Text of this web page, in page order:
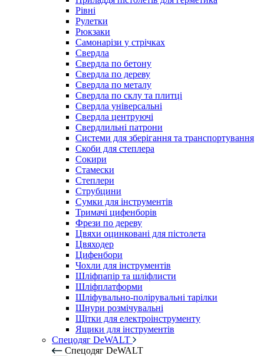
Рівні
Рулетки
Рюкзаки
Самонарізи у стрічках
Свердла
Свердла по бетону
Свердла по дереву
Свердла по металу
Свердла по склу та плитці
Свердла універсальні
Свердла центруючі
Свердлильні патрони
Системи для зберігання та транспортування
Скоби для степлера
Сокири
Стамески
Степлери
Струбцини
Сумки для інструментів
Тримачі цифенборів
Фрези по дереву
Цвяхи оцинковані для пістолета
Цвяходер
Цифенбори
Чохли для інструментів
Шліфпапір та шліфлисти
Шліфплатформи
Шліфувально-полірувальні тарілки
Шнури розмічувальні
Щітки для електроінструменту
Ящики для інструментів
Спецодяг DeWALT
Спецодяг DeWALT